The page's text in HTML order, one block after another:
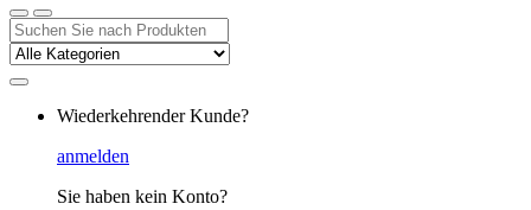
Suchen
nach:
Wiederkehrender Kunde?
anmelden
Sie haben kein Konto?